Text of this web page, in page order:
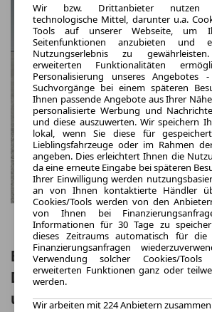
BMW M440i Coupe xDri.,
Dri. Ass., Park. Ass. +., H/K., Keyless.,
uvm.
Wir bzw. Drittanbieter nutzen
technologische Mittel, darunter u.a.
Tools auf unserer Webseite, um
Seitenfunktionen anzubieten und
Nutzungserlebnis zu
erweiterten Funktionalitäten
Personalisierung unseres
Suchvorgänge bei einem späteren
Ihnen passende Angebote aus Ihrer
personalisierte Werbung und
und diese auszuwerten. Wir speichern
lokal, wenn Sie diese für
Lieblingsfahrzeuge oder im Rahmen
angeben. Dies erleichtert Ihnen die
da eine erneute Eingabe bei späteren
Ihrer Einwilligung werden
an von Ihnen kontaktierte Händler
Cookies/Tools werden von den
von Ihnen bei
Informationen für 30 Tage zu
dieses Zeitraums automatisch für die
Finanzierungsanfragen
Verwendung solcher Cookies/
erweiterten Funktionen ganz oder
werden.
Wir arbeiten mit 224 Anbietern